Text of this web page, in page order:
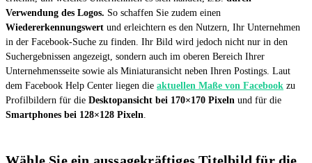
Verwendung des Logos. So schaffen Sie zudem einen
Wiedererkennungswert und erleichtern es den Nutzern, Ihr Unternehmen
in der Facebook-Suche zu finden. Ihr Bild wird jedoch nicht nur in den
Suchergebnissen angezeigt, sondern auch im oberen Bereich Ihrer
Unternehmensseite sowie als Miniaturansicht neben Ihren Postings. Laut
dem Facebook Help Center liegen die aktuellen Maße von Facebook zu
Profilbildern für die Desktopansicht bei 170×170 Pixeln und für die
Smartphones bei 128×128 Pixeln.